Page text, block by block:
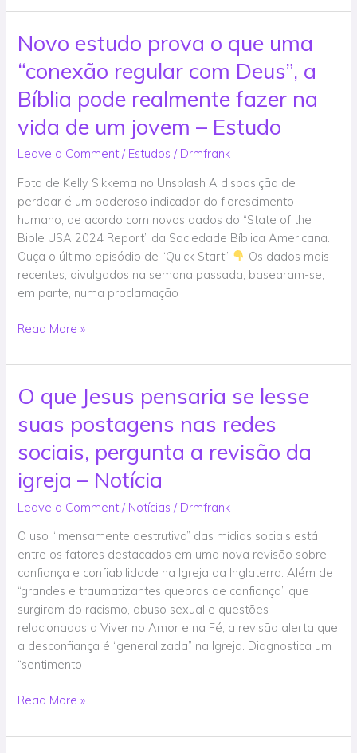
Novo estudo prova o que uma
“conexão regular com Deus”, a
Bíblia pode realmente fazer na
vida de um jovem – Estudo
Leave a Comment / Estudos / Drmfrank
Foto de Kelly Sikkema no Unsplash A disposição de
perdoar é um poderoso indicador do florescimento
humano, de acordo com novos dados do “State of the
Bible USA 2024 Report” da Sociedade Bíblica Americana.
Ouça o último episódio de “Quick Start”
Os dados mais
recentes, divulgados na semana passada, basearam-se,
em parte, numa proclamação
Novo
estudo
prova
o
que
uma
“conexão
com
Deus”,
a
Bíblia
pode
realmente
fazer
vida
um
jovem
–
Estudo
Read More »
O que Jesus pensaria se lesse
suas postagens nas redes
sociais, pergunta a revisão da
igreja – Notícia
Leave a Comment / Notícias / Drmfrank
O uso “imensamente destrutivo” das mídias sociais está
entre os fatores destacados em uma nova revisão sobre
confiança e confiabilidade na Igreja da Inglaterra. Além de
“grandes e traumatizantes quebras de confiança” que
surgiram do racismo, abuso sexual e questões
relacionadas a Viver no Amor e na Fé, a revisão alerta que
a desconfiança é “generalizada” na Igreja. Diagnostica um
“sentimento
O
Jesus
pensaria
se
lesse
suas
nas
redes
sociais,
pergunta
a
revisão
da
igreja
Notícia
Read More »